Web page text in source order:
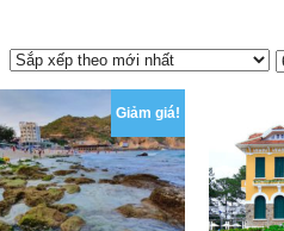
Giảm giá!